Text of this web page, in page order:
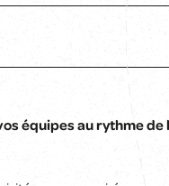
équipes au rythme de